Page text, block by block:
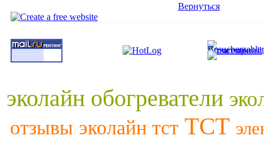
Вернуться
эколайн обогреватели
отзывы эколайн тст ТСТ